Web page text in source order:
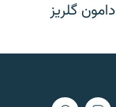
دامون گلریز